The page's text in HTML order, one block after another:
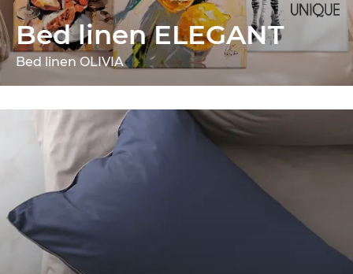
Bed linen ELEGANT
Bed linen OLIVIA